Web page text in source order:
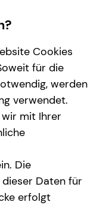
Cookies
für die
werden
verwendet.
mit Ihrer
Die
Daten für
erfolgt